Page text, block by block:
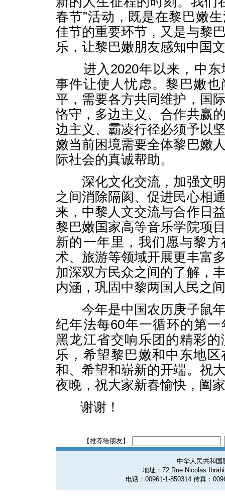
春节”活动，既是在黎巴嫩
佳节的重要环节，又是与黎
乐，让黎巴嫩朋友感知中国
进入2020年以来，中东
事件让使人忧虑。黎巴嫩
平，需要各方共同维护，国
恪守，多边主义、合作共赢
边主义、霸凌行径必须予以
嫩当前困境需要全体黎巴嫩
际社会的真诚帮助。
深化文化交流，加强文明
之间消除隔阂、促进民心相
来，中黎人文交流与合作日
黎巴嫩国家高等音乐学院项
新的一年里，我们愿与黎
术、旅游等领域开展更丰富
加深双方民众之间的了解，
内涵，巩固中黎两国人民之
今年是中国农历庚子鼠年
纪年法每60年一循环的第
黑龙江省交响乐团的精彩
乐，希望黎巴嫩和中东地
和、希望和崭新的开端。祝
夜晚，祝大家新春愉快，阖
谢谢！
【推荐给朋友】
中华人民共和国
地址：72 Rue Nicolas
电话：00961-1-850314 传真：